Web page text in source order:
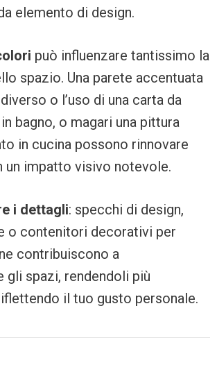
elemento di design.
può influenzare tantissimo la
spazio. Una parete accentuata
o l’uso di una carta da
bagno, o magari una pittura
in cucina possono rinnovare
un impatto visivo notevole.
i dettagli: specchi di design,
o contenitori decorativi per
contribuiscono a
gli spazi, rendendoli più
il tuo gusto personale.